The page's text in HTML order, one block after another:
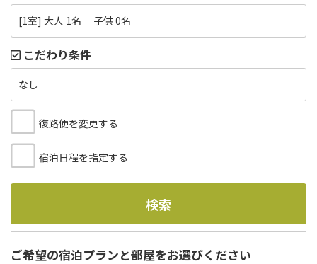
[1室] 大人 1名 子供 0名
こだわり条件
なし
復路便を変更する
宿泊日程を指定する
検索
ご希望の宿泊プランと部屋をお選びください